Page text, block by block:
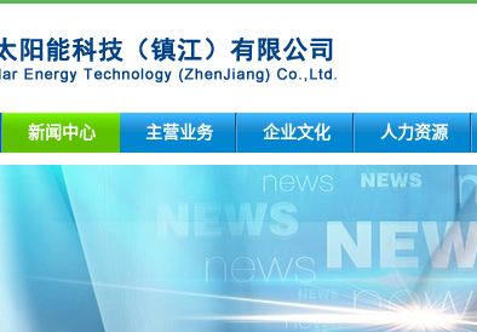
新闻中心 主营业务 企业文化 人力资源